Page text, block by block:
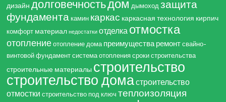
дизайн долговечностьдом дымоход защита
фундамента камин каркас каркасная технология кирпич
комфорт материал недостатки отделка отмостка
отопление отопление дома преимуществаремонт свайно-
винтовой фундамент система отопления сроки строительства
строительные материалы строительство
строительство домастроительство
отмостки строительство под ключ теплоизоляция